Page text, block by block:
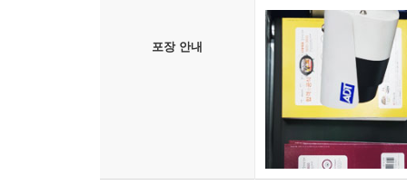
포장 안내